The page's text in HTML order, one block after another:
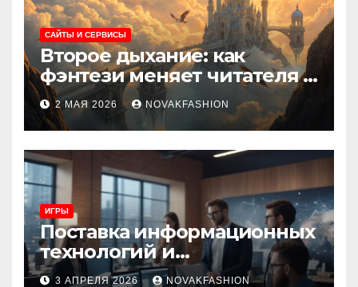
САЙТЫ И СЕРВИСЫ
Второе дыхание: как
фэнтези меняет читателя и
культуру
2 МАЯ 2026 NOVAKFASHION
ИГРЫ
Поставка информационных
технологий и
инновационные решения
3 АПРЕЛЯ 2026 NOVAKFASHION